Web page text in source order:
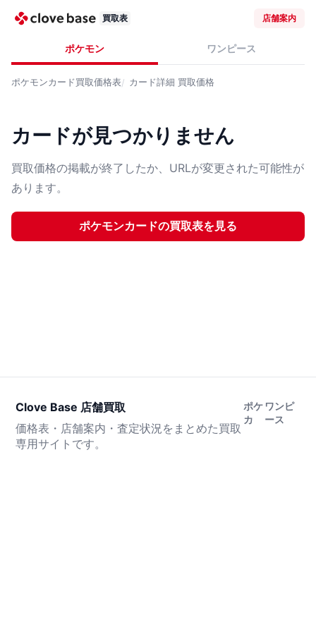
買取表 店舗案内
ポケモン ワンピース
ポケモンカード買取価格表 カード詳細 買取価格
カードが見つかりません
買取価格の掲載が終了したか、URLが変更された可能性が
あります。
ポケモンカードの買取表を見る
Clove Base 店舗買取
価格表・店舗案内・査定状況をまとめた買取
専用サイトです。
ポケ
カ
ワンピ
ース